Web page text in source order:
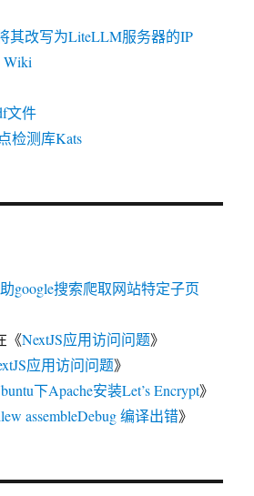
其改写为LiteLLM服务器的IP
Wiki
文件
检测库Kats
google搜索爬取网站特定子页
《NextJS应用访问问题》
应用访问问题》
下Apache安装Let’s Encrypt》
assembleDebug 编译出错》